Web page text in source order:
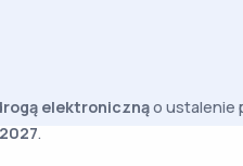
elektronicznąo ustalenie
.